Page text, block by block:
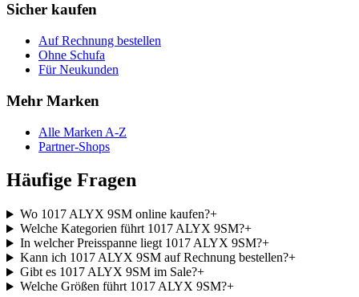
Sicher kaufen
Auf Rechnung bestellen
Ohne Schufa
Für Neukunden
Mehr Marken
Alle Marken A-Z
Partner-Shops
Häufige Fragen
Wo 1017 ALYX 9SM online kaufen?+
Welche Kategorien führt 1017 ALYX 9SM?+
In welcher Preisspanne liegt 1017 ALYX 9SM?+
Kann ich 1017 ALYX 9SM auf Rechnung bestellen?+
Gibt es 1017 ALYX 9SM im Sale?+
Welche Größen führt 1017 ALYX 9SM?+